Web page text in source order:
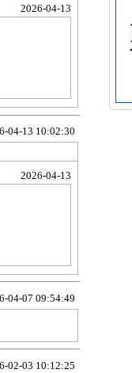
2026-04-13
04-13 10:02:30
2026-04-13
04-07 09:54:49
02-03 10:12:25